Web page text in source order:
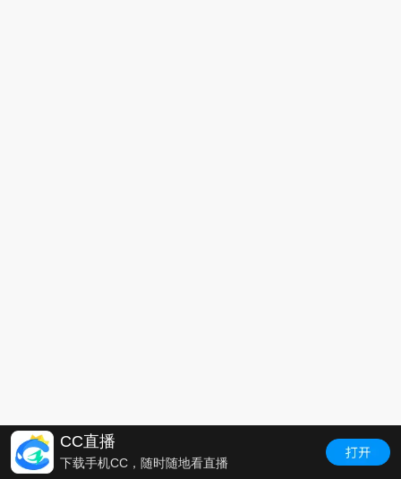
CC直播
下载手机CC，随时随地看直播